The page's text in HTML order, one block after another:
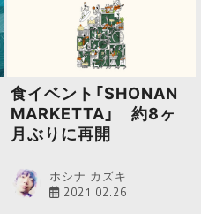
食イベント「SHONAN
MARKETTA」 約8ヶ
月ぶりに再開
ホシナ カズキ
2021.02.26